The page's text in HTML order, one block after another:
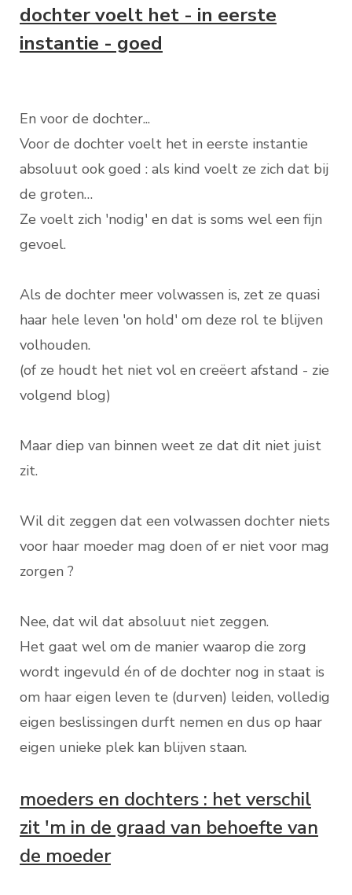
dochter voelt het - in eerste
instantie - goed
En voor de dochter...
Voor de dochter voelt het in eerste instantie
absoluut ook goed : als kind voelt ze zich dat bij
de groten…
Ze voelt zich 'nodig' en dat is soms wel een fijn
gevoel.
Als de dochter meer volwassen is, zet ze quasi
haar hele leven 'on hold' om deze rol te blijven
volhouden.
(of ze houdt het niet vol en creëert afstand - zie
volgend blog)
Maar diep van binnen weet ze dat dit niet juist
zit.
Wil dit zeggen dat een volwassen dochter niets
voor haar moeder mag doen of er niet voor mag
zorgen ?
Nee, dat wil dat absoluut niet zeggen.
Het gaat wel om de manier waarop die zorg
wordt ingevuld én of de dochter nog in staat is
om haar eigen leven te (durven) leiden, volledig
eigen beslissingen durft nemen en dus op haar
eigen unieke plek kan blijven staan.
moeders en dochters : het verschil
zit 'm in de graad van behoefte van
de moeder